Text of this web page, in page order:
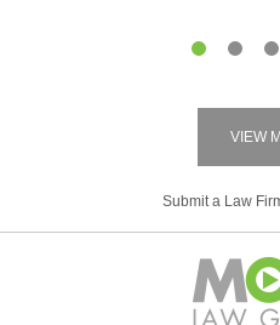
VIEW
Submit a Law